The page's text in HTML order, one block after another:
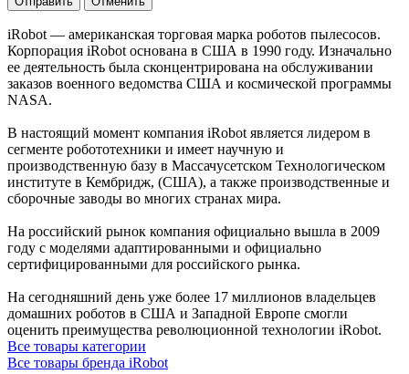
iRobot — американская торговая марка роботов пылесосов.
Корпорация iRobot основана в США в 1990 году. Изначально
ее деятельность была сконцентрирована на обслуживании
заказов военного ведомства США и космической программы
NASA.
В настоящий момент компания iRobot является лидером в
сегменте робототехники и имеет научную и
производственную базу в Массачусетском Технологическом
институте в Кембридж, (США), а также производственные и
сборочные заводы во многих странах мира.
На российский рынок компания официально вышла в 2009
году с моделями адаптированными и официально
сертифицированными для российского рынка.
На сегодняшний день уже более 17 миллионов владельцев
домашних роботов в CША и Западной Европе смогли
оценить преимущества революционной технологии iRobot.
Все товары категории
Все товары бренда iRobot